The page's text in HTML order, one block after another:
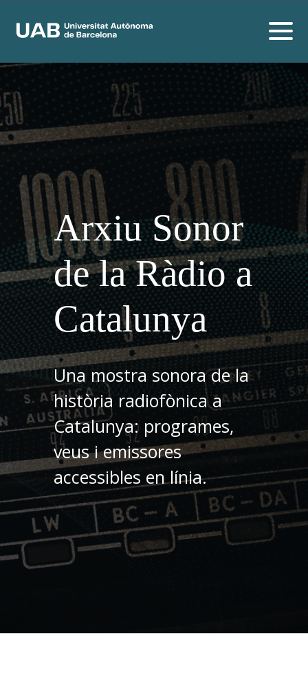
Arxiu Sonor
de la Ràdio a
Catalunya
Una mostra sonora de la
història radiofònica a
Catalunya: programes,
veus i emissores
accessibles en línia.